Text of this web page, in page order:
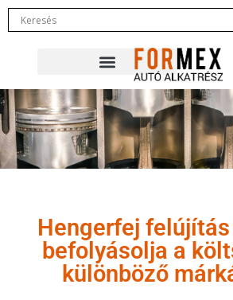
Hengerfej
befolyásolja a
különböző